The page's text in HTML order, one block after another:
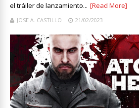
el tráiler de lanzamiento... [Read More]
JOSE A. CASTILLO 21/02/2023